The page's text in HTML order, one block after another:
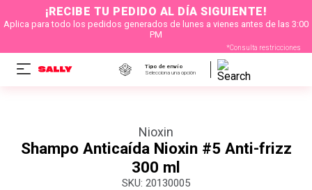
¡RECIBE TU PEDIDO AL DÍA SIGUIENTE!
Aplica para todo los pedidos generados de lunes a vienes antes de las 3:00
PM
*Consulta restricciones
Tipo de envío
Selecciona una opción
Nioxin
Shampo Anticaída Nioxin #5 Anti-frizz
300 ml
: 20130005